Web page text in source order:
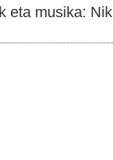
eta musika: